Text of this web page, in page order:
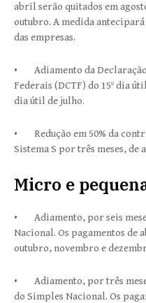
abril serão quitados em
outubro. A medida
das empresas.
• Adiamento da
Federais (DCTF) do 15º dia
dia útil de julho.
• Redução em 50% da
Sistema S por três meses, de
Micro e
• Adiamento, por seis
Nacional. Os pagamentos de
outubro, novembro e
• Adiamento, por três
do Simples Nacional. Os